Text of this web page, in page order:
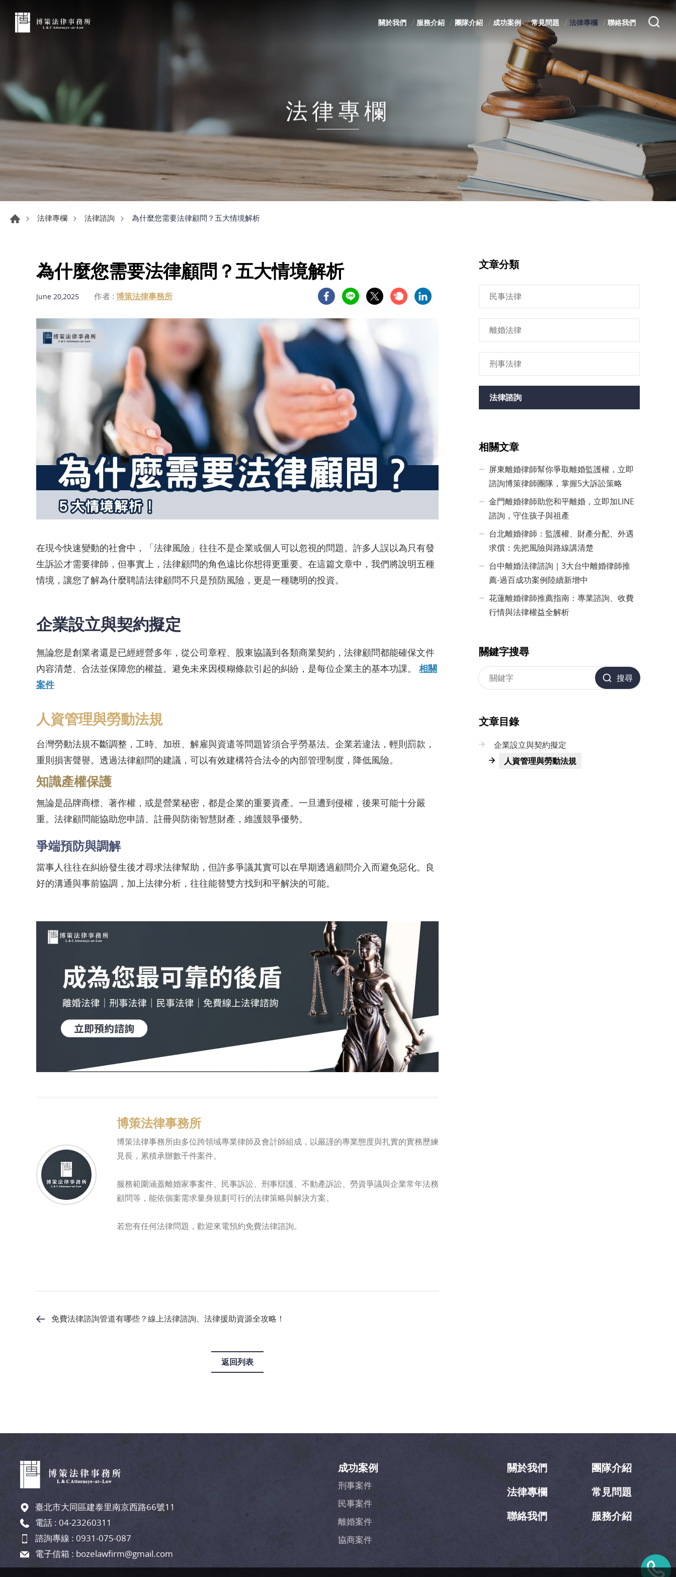
關於我們 服務介紹 團隊介紹 成功案例 常見問題 法律專欄 聯絡我們
法律專欄
法律專欄 法律諮詢 為什麼您需要法律顧問？五大情境解析
為什麼您需要法律顧問？五大情境解析
June 20,2025 作者 : 博策法律事務所
在現今快速變動的社會中，「法律風險」往往不是企業或個人可以忽視的問題。許多人誤以為只有發
生訴訟才需要律師，但事實上，法律顧問的角色遠比你想得更重要。在這篇文章中，我們將說明五種
情境，讓您了解為什麼聘請法律顧問不只是預防風險，更是一種聰明的投資。
企業設立與契約擬定
無論您是創業者還是已經經營多年，從公司章程、股東協議到各類商業契約，法律顧問都能確保文件
內容清楚、合法並保障您的權益。避免未來因模糊條款引起的糾紛，是每位企業主的基本功課。 相關
案件
人資管理與勞動法規
台灣勞動法規不斷調整，工時、加班、解雇與資遣等問題皆須合乎勞基法。企業若違法，輕則罰款，
重則損害聲譽。透過法律顧問的建議，可以有效建構符合法令的內部管理制度，降低風險。
知識產權保護
無論是品牌商標、著作權，或是營業秘密，都是企業的重要資產。一旦遭到侵權，後果可能十分嚴
重。法律顧問能協助您申請、註冊與防衛智慧財產，維護競爭優勢。
爭端預防與調解
當事人往往在糾紛發生後才尋求法律幫助，但許多爭議其實可以在早期透過顧問介入而避免惡化。良
好的溝通與事前協調，加上法律分析，往往能替雙方找到和平解決的可能。
博策法律事務所
博策法律事務所由多位跨領域專業律師及會計師組成，以嚴謹的專業態度與扎實的實務歷練
見長，累積承辦數千件案件。
服務範圍涵蓋離婚家事案件、民事訴訟、刑事辯護、不動產訴訟、勞資爭議與企業常年法務
顧問等，能依個案需求量身規劃可行的法律策略與解決方案。
若您有任何法律問題，歡迎來電預約免費法律諮詢。
免費法律諮詢管道有哪些？線上法律諮詢、法律援助資源全攻略！
返回列表
文章分類
民事法律
離婚法律
刑事法律
法律諮詢
相關文章
屏東離婚律師幫你爭取離婚監護權，立即
諮詢博策律師團隊，掌握5大訴訟策略
金門離婚律師助您和平離婚，立即加LINE
諮詢，守住孩子與祖產
台北離婚律師：監護權、財產分配、外遇
求償：先把風險與路線講清楚
台中離婚法律諮詢｜3大台中離婚律師推
薦-過百成功案例陸續新增中
花蓮離婚律師推薦指南：專業諮詢、收費
行情與法律權益全解析
關鍵字搜尋
搜尋
文章目錄
企業設立與契約擬定
人資管理與勞動法規
成功案例
刑事案件
民事案件
離婚案件
協商案件
關於我們
團隊介紹
法律專欄
常見問題
聯絡我們
服務介紹
臺北市大同區建泰里南京西路66號11
電話 : 04-23260311
諮詢專線 : 0931-075-087
電子信箱 : bozelawfirm@gmail.com